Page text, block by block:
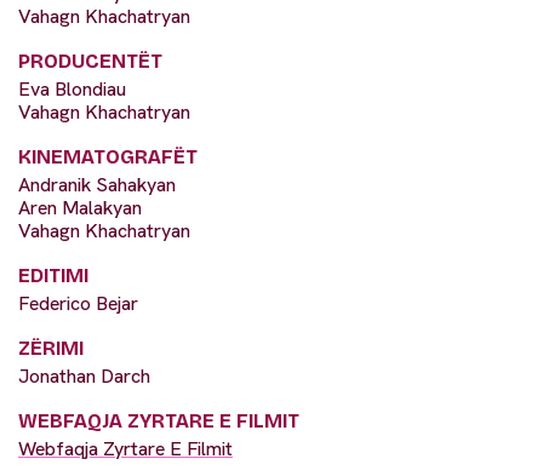
Vahagn Khachatryan
PRODUCENTËT
Eva Blondiau
Vahagn Khachatryan
KINEMATOGRAFËT
Andranik Sahakyan
Aren Malakyan
Vahagn Khachatryan
EDITIMI
Federico Bejar
ZËRIMI
Jonathan Darch
WEBFAQJA ZYRTARE E FILMIT
Webfaqja Zyrtare E Filmit